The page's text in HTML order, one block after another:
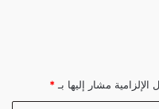
الإلزامية مشار إليها بـ *